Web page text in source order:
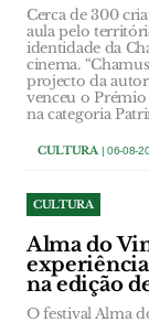
Cerca de 300
aula pelo
identidade da
cinema.
projecto da
venceu o
na categoria
CULTURA| 06-08-
CULTURA
Alma do
na edição
O festival Alma